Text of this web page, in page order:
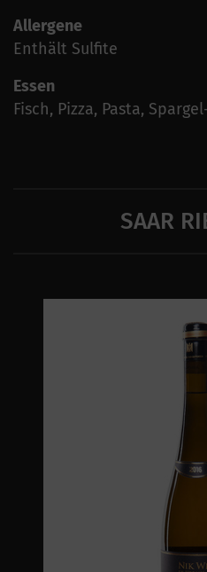
Allergene
Enthält Sulfite
Essen
Fisch, Pizza, Pasta,
SAAR